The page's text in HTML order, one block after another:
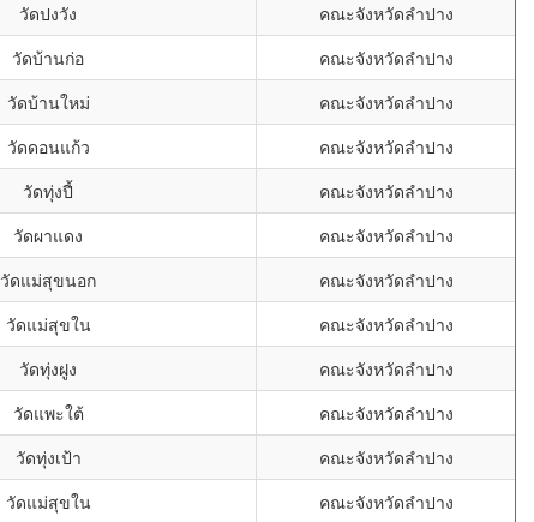
วัดปงวัง
คณะจังหวัดลำปาง
วัดบ้านก่อ
คณะจังหวัดลำปาง
วัดบ้านใหม่
คณะจังหวัดลำปาง
วัดดอนแก้ว
คณะจังหวัดลำปาง
วัดทุ่งปี้
คณะจังหวัดลำปาง
วัดผาแดง
คณะจังหวัดลำปาง
วัดแม่สุขนอก
คณะจังหวัดลำปาง
วัดแม่สุขใน
คณะจังหวัดลำปาง
วัดทุ่งฝูง
คณะจังหวัดลำปาง
วัดแพะใต้
คณะจังหวัดลำปาง
วัดทุ่งเป้า
คณะจังหวัดลำปาง
วัดแม่สุขใน
คณะจังหวัดลำปาง